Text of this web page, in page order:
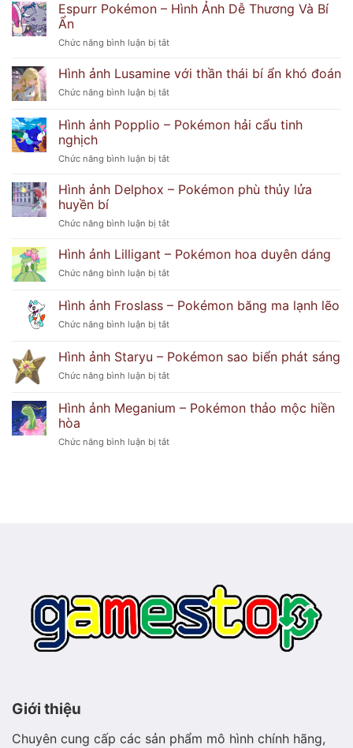
Espurr Pokémon – Hình Ảnh Dễ Thương Và Bí
Ẩn
Chức năng bình luận bị tắtở
Pokémon
Hình
Dễ
Bí
Hình ảnh Lusamine với thần thái bí ẩn khó đoán
Chức năng bình luận bị tắtở
ảnh
Lusamine
thần
đoán
Hình ảnh Popplio – Pokémon hải cẩu tinh
nghịch
Chức năng bình luận bị tắtở
ảnh
Popplio
Pokémon
cẩu
nghịch
Hình ảnh Delphox – Pokémon phù thủy lửa
huyền bí
Chức năng bình luận bị tắtở
ảnh
Delphox
–
phù
lửa
bí
Hình ảnh Lilligant – Pokémon hoa duyên dáng
Chức năng bình luận bị tắtở
ảnh
Lilligant
–
hoa
dáng
Hình ảnh Froslass – Pokémon băng ma lạnh lẽo
Chức năng bình luận bị tắtở
ảnh
Froslass
–
băng
lẽo
Hình ảnh Staryu – Pokémon sao biển phát sáng
Chức năng bình luận bị tắtở
Staryu
Pokémon
Hình ảnh Meganium – Pokémon thảo mộc hiền
hòa
Chức năng bình luận bị tắtở
Giới thiệu
Chuyên cung cấp các sản phẩm mô hình chính hãng,